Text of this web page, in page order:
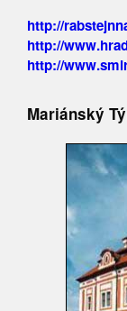
http://
http://
http://
Mariánský